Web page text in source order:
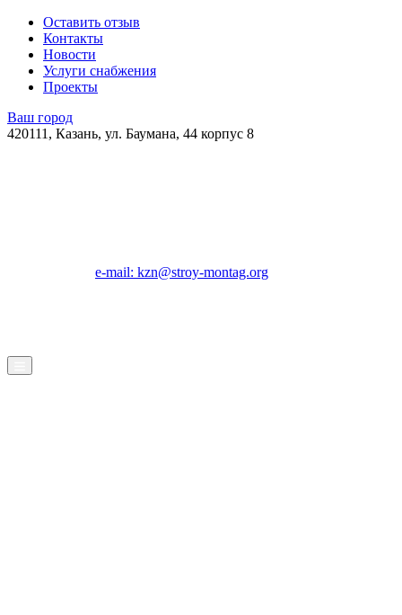
Оставить отзыв
Контакты
Новости
Услуги снабжения
Проекты
Ваш город
420111, Казань, ул. Баумана, 44 корпус 8
e-mail: kzn@stroy-montag.org
ГК "Строй-Монтаж"
Строительство, ремонт и благоустройство под ключ в Казани